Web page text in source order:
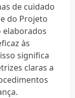
de cuidado
do Projeto
elaborados
às
significa
claras a